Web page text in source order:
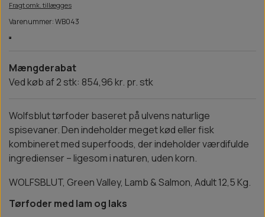
Fragt omk. tillægges
Varenummer: WB043
Mængderabat
Ved køb af 2 stk: 854,96 kr. pr. stk
Wolfsblut tørfoder baseret på ulvens naturlige
spisevaner. Den indeholder meget kød eller fisk
kombineret med superfoods, der indeholder værdifulde
ingredienser – ligesom i naturen, uden korn.
WOLFSBLUT, Green Valley, Lamb & Salmon, Adult 12,5 Kg.
Tørfoder med lam og laks